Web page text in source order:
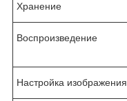
Хранение
Воспроизведение
Настройка изображения